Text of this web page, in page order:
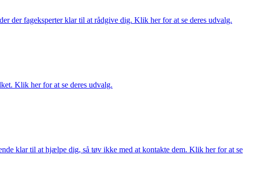
der fageksperter klar til at rådgive dig. Klik her for at se deres udvalg.
Klik her for at se deres udvalg.
klar til at hjælpe dig, så tøv ikke med at kontakte dem. Klik her for at se